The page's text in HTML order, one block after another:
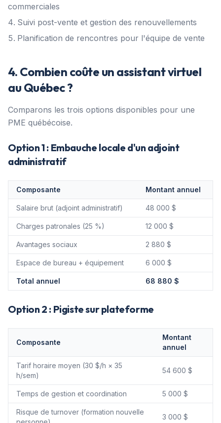
commerciales
Suivi post-vente et gestion des renouvellements
Planification de rencontres pour l'équipe de vente
4. Combien coûte un assistant virtuel
au Québec ?
Comparons les trois options disponibles pour une
PME québécoise.
Option 1 : Embauche locale d'un adjoint
administratif
Composante Montant annuel
Salaire brut (adjoint administratif) 48 000 $
Charges patronales (25 %) 12 000 $
Avantages sociaux 2 880 $
Espace de bureau + équipement 6 000 $
Total annuel 68 880 $
Option 2 : Pigiste sur plateforme
Composante
Montant
annuel
Tarif horaire moyen (30 $/h × 35
h/sem)
54 600 $
Temps de gestion et coordination 5 000 $
Risque de turnover (formation nouvelle
3 000 $